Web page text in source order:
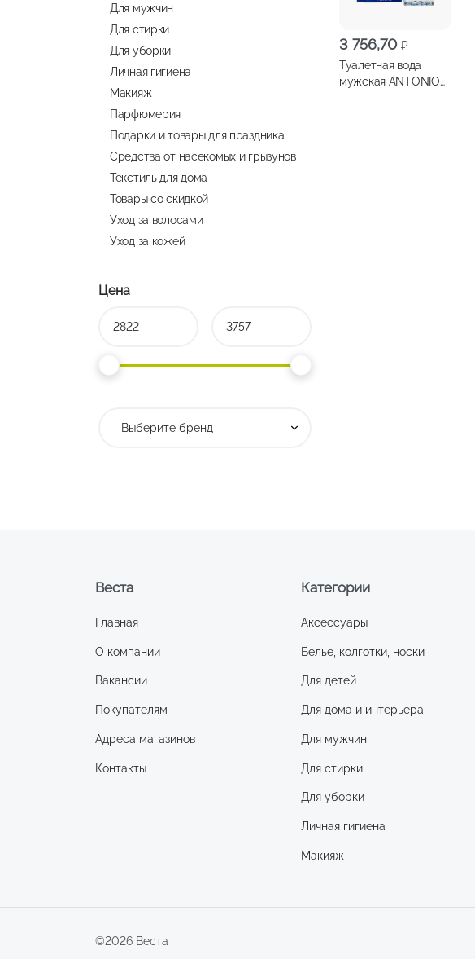
Для мужчин
Для стирки
Для уборки
Личная гигиена
Макияж
Парфюмерия
Подарки и товары для праздника
Средства от насекомых и грызунов
Текстиль для дома
Товары со скидкой
Уход за волосами
Уход за кожей
Цена
3 756,70 ₽
Туалетная вода
мужская ANTONIO
Категории
Аксессуары
Белье, колготки, носки
Для детей
Для дома и интерьера
Для мужчин
Для стирки
Для уборки
Личная гигиена
Макияж
Веста
Главная
О компании
Вакансии
Покупателям
Адреса магазинов
Контакты
©2026 Веста